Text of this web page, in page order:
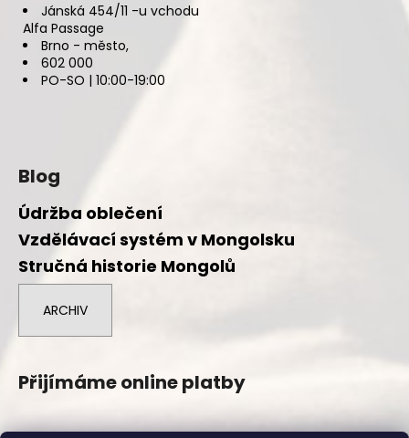
Jánská 454/11 -u vchodu
Alfa Passage
Brno - město,
602 000
PO-SO | 10:00-19:00
Blog
Údržba oblečení
Vzdělávací systém v Mongolsku
Stručná historie Mongolů
ARCHIV
Přijímáme online platby